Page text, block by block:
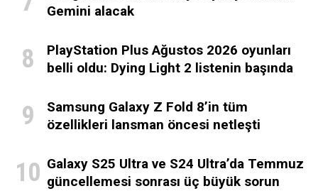
Gemini alacak
PlayStation Plus Ağustos 2026 oyunları
belli oldu: Dying Light 2 listenin başında
Samsung Galaxy Z Fold 8’in tüm
özellikleri lansman öncesi netleşti
Galaxy S25 Ultra ve S24 Ultra’da Temmuz
güncellemesi sonrası üç büyük sorun